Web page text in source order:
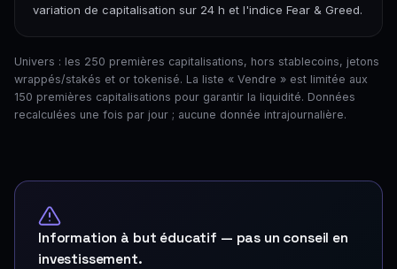
variation de capitalisation sur 24 h et l'indice Fear & Greed.
Univers : les 250 premières capitalisations, hors stablecoins, jetons
wrappés/stakés et or tokenisé. La liste « Vendre » est limitée aux
150 premières capitalisations pour garantir la liquidité. Données
recalculées une fois par jour ; aucune donnée intrajournalière.
Information à but éducatif — pas un conseil en
investissement.